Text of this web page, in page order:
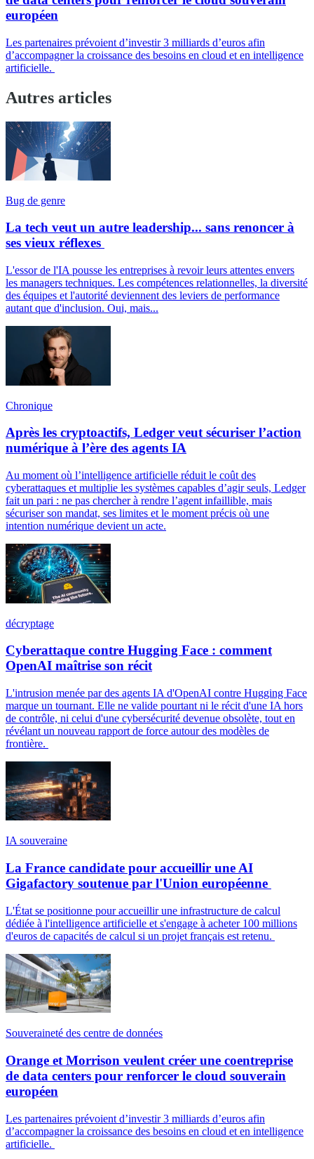
européen
Les partenaires prévoient d’investir 3 milliards d’euros afin
d’accompagner la croissance des besoins en cloud et en intelligence
artificielle.
Autres articles
Bug de genre
La tech veut un autre leadership... sans renoncer à
ses vieux réflexes
L'essor de l'IA pousse les entreprises à revoir leurs attentes envers
les managers techniques. Les compétences relationnelles, la diversité
des équipes et l'autorité deviennent des leviers de performance
autant que d'inclusion. Oui, mais...
Chronique
Après les cryptoactifs, Ledger veut sécuriser l’action
numérique à l’ère des agents IA
Au moment où l’intelligence artificielle réduit le coût des
cyberattaques et multiplie les systèmes capables d’agir seuls, Ledger
fait un pari : ne pas chercher à rendre l’agent infaillible, mais
sécuriser son mandat, ses limites et le moment précis où une
intention numérique devient un acte.
décryptage
Cyberattaque contre Hugging Face : comment
OpenAI maîtrise son récit
L'intrusion menée par des agents IA d'OpenAI contre Hugging Face
marque un tournant. Elle ne valide pourtant ni le récit d'une IA hors
de contrôle, ni celui d'une cybersécurité devenue obsolète, tout en
révélant un nouveau rapport de force autour des modèles de
frontière.
IA souveraine
La France candidate pour accueillir une AI
Gigafactory soutenue par l'Union européenne
L'État se positionne pour accueillir une infrastructure de calcul
dédiée à l'intelligence artificielle et s'engage à acheter 100 millions
d'euros de capacités de calcul si un projet français est retenu.
Souveraineté des centre de données
Orange et Morrison veulent créer une coentreprise
de data centers pour renforcer le cloud souverain
européen
Les partenaires prévoient d’investir 3 milliards d’euros afin
d’accompagner la croissance des besoins en cloud et en intelligence
artificielle.